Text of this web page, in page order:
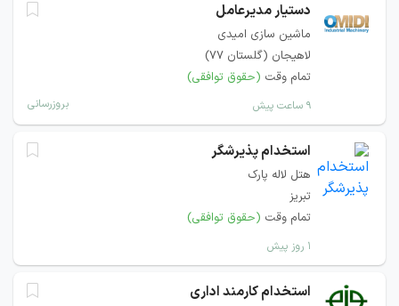
دستیار مدیرعامل
ماشین سازی امیدی
لاهیجان (گلستان 77)
تمام وقت (حقوق توافقی)
۹ ساعت پیش بروزرسانی
استخدام پذیرشگر
هتل لاله پارک
تبریز
تمام وقت (حقوق توافقی)
۱ روز پیش
استخدام کارمند اداری